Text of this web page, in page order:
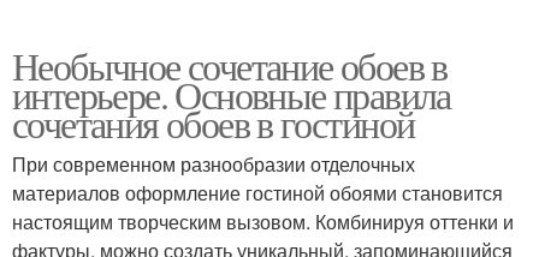
Необычное сочетание обоев в
интерьере. Основные правила
сочетания обоев в гостиной
При современном разнообразии отделочных
материалов оформление гостиной обоями становится
настоящим творческим вызовом. Комбинируя оттенки и
фактуры, можно создать уникальный, запоминающийся